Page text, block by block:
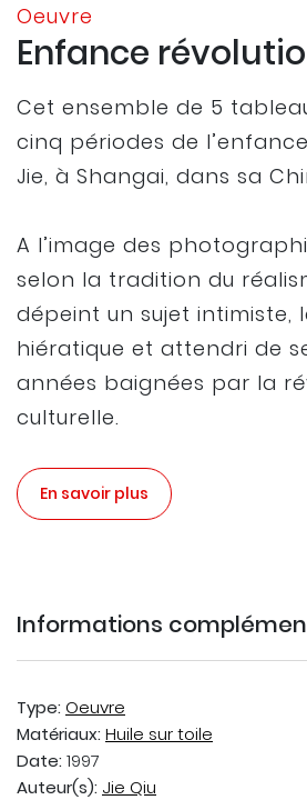
Oeuvre
Enfance
Cet ensemble de 5
cinq périodes de
Jie, à Shangai, dans sa
A l’image des
selon la tradition du
dépeint un sujet intimiste,
hiératique et attendri de
années baignées par la
culturelle.
En savoir plus
Informations
Type: Oeuvre
Matériaux: Huile sur toile
Date: 1997
Auteur(s): Jie Qiu